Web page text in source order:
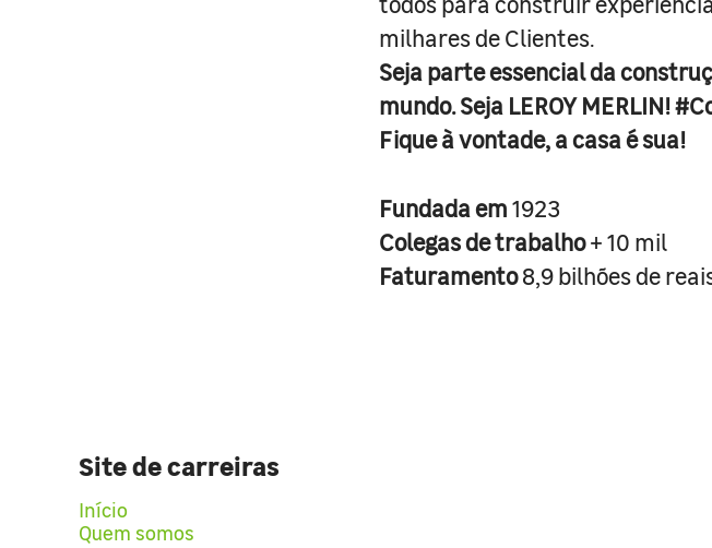
milhares de Clientes.
Seja parte essencial da
mundo. Seja LEROY MERLIN!
Fique à vontade, a casa é sua!
Fundada em1923
Colegas de trabalho+ 10 mil
Faturamento8,9 bilhões de
Site de carreiras
Início
Quem somos